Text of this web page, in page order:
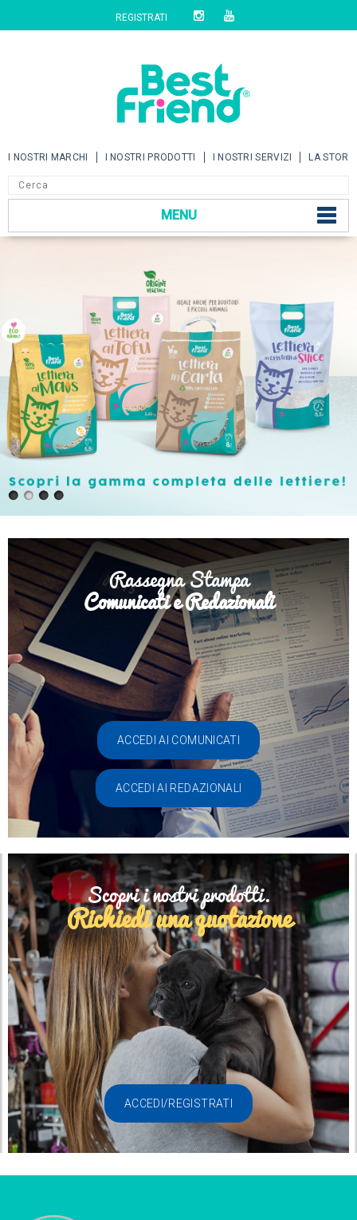
REGISTRATI
I NOSTRI MARCHI I NOSTRI PRODOTTI I NOSTRI SERVIZI LA
MENU
Rassegna Stampa
Comunicati e Redazionali
ACCEDI AI COMUNICATI
ACCEDI AI REDAZIONALI
Scopri i nostri prodotti.
Richiedi una quotazione
ACCEDI/REGISTRATI